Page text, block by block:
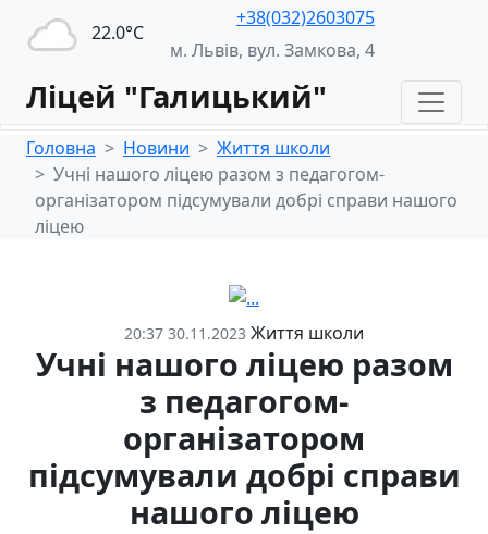
22.0°С
+38(032)2603075
м. Львів, вул. Замкова, 4
Ліцей "Галицький"
Головна Новини
Життя школи
Учні нашого ліцею разом з педагогом-
організатором підсумували добрі справи нашого
ліцею
20:37 30.11.2023 Життя школи
Учні нашого ліцею разом
з педагогом-
організатором
підсумували добрі справи
нашого ліцею